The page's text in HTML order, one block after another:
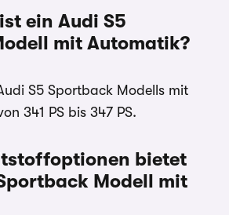
ein Audi S5
mit Automatik?
S5 Sportback Modells mit
341 PS bis 347 PS.
bietet
Modell mit